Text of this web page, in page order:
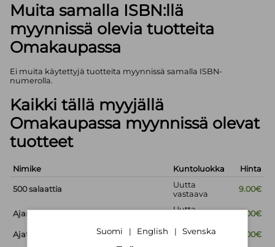
Muita samalla ISBN:llä
myynnissä olevia tuotteita
Omakaupassa
Ei muita käytettyjä tuotteita myynnissä samalla ISBN-
numerolla.
Kaikki tällä myyjällä
Omakaupassa myynnissä olevat
tuotteet
Nimike Kuntoluokka Hinta
500 salaattia
Uutta
vastaava
9.00€
Ajan lyhyt historia
Uutta
9.00€
Ajaton viisaus Uusi
9.00€
Suomi | English | Svenska